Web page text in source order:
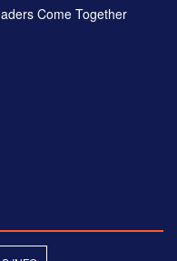
Come Together